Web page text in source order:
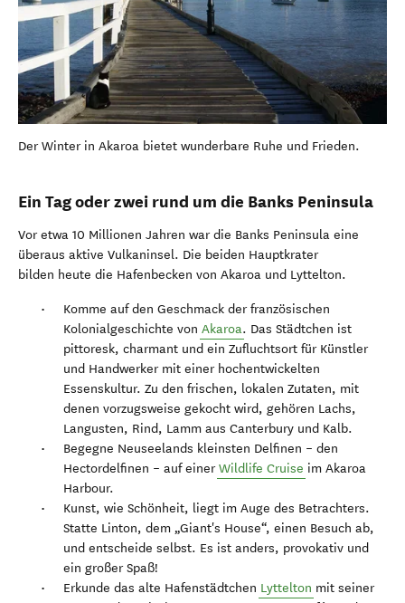
Der Winter in Akaroa bietet wunderbare Ruhe und Frieden.
Ein Tag oder zwei rund um die Banks Peninsula
Vor etwa 10 Millionen Jahren war die Banks Peninsula eine
überaus aktive Vulkaninsel. Die beiden Hauptkrater
bilden heute die Hafenbecken von Akaroa und Lyttelton.
Komme auf den Geschmack der französischen
Kolonialgeschichte von Akaroa. Das Städtchen ist
pittoresk, charmant und ein Zufluchtsort für Künstler
und Handwerker mit einer hochentwickelten
Essenskultur. Zu den frischen, lokalen Zutaten, mit
denen vorzugsweise gekocht wird, gehören Lachs,
Langusten, Rind, Lamm aus Canterbury und Kalb.
Begegne Neuseelands kleinsten Delfinen – den
Hectordelfinen – auf einerWildlife Cruise im Akaroa
Harbour.
Kunst, wie Schönheit, liegt im Auge des Betrachters.
Statte Linton, dem „Giant's House“, einen Besuch ab,
und entscheide selbst. Es ist anders, provokativ und
ein großer Spaß!
Erkunde das alte Hafenstädtchen Lyttelton mit seiner